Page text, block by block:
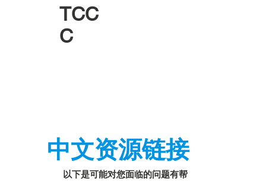
TCC
C
中文资源链接
以下是可能对您面临的问题有帮